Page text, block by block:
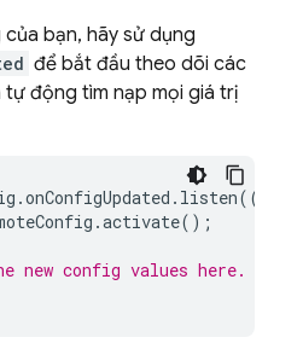
bạn, hãy sử dụng
để bắt đầu theo dõi các
động tìm nạp mọi giá trị
.onConfigUpdated . listen((
.activate();
new config values here.